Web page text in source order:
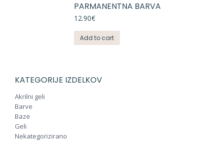
PARMANENTNA BARVA
12.90€
Add to cart
KATEGORIJE IZDELKOV
Akrilni geli
Barve
Baze
Geli
Nekategorizirano